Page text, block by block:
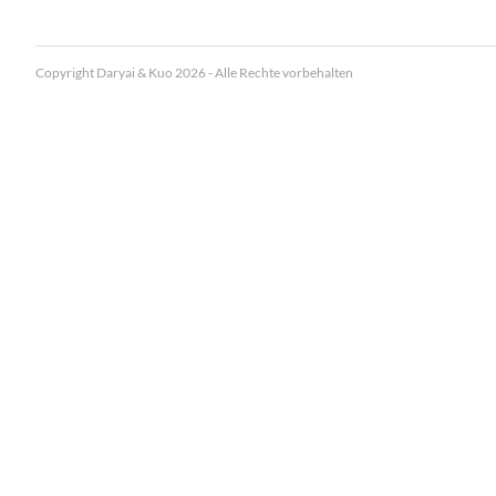
Copyright Daryai & Kuo 2026 - Alle Rechte vorbehalten